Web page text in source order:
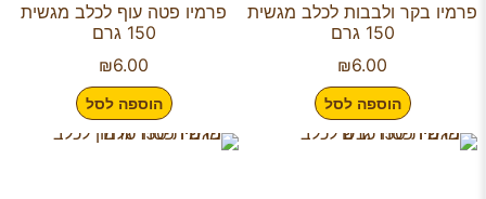
פרמיו בקר ולבבות לכלב מגשית
150 גרם
₪6.00
הוספה לסל
פרמיו פטה עוף לכלב מגשית
150 גרם
₪6.00
הוספה לסל